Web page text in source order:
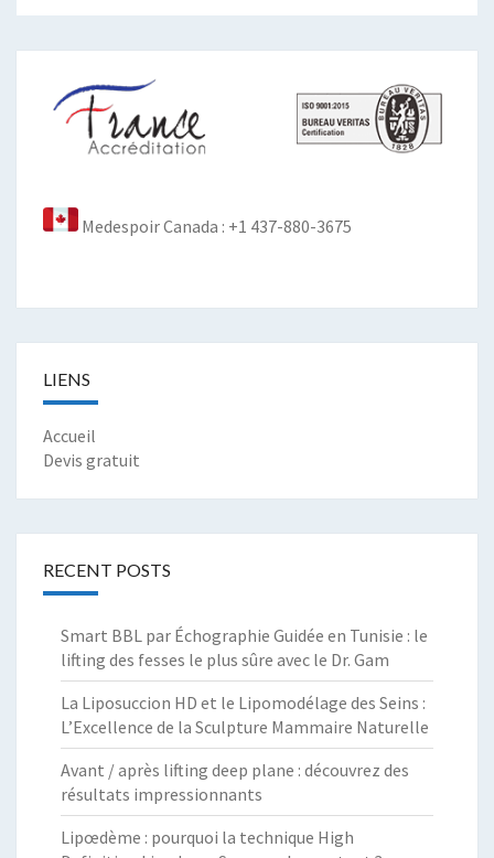
Medespoir Canada : +1 437-880-3675
LIENS
Accueil
Devis gratuit
RECENT POSTS
Smart BBL par Échographie Guidée en Tunisie : le
lifting des fesses le plus sûre avec le Dr. Gam
La Liposuccion HD et le Lipomodélage des Seins :
L’Excellence de la Sculpture Mammaire Naturelle
Avant / après lifting deep plane : découvrez des
résultats impressionnants
Lipœdème : pourquoi la technique High